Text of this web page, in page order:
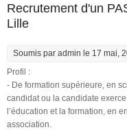
Recrutement d'un
Lille
Soumis par admin le 17 mai,
Profil :
- De formation supérieure, en
candidat ou la candidate
l’éducation et la formation, en
association.